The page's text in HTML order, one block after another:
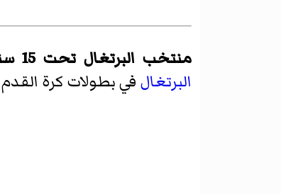
منتخب البرتغال تحت 15 سنة لكرة القدم
البرتغال في بطولات كرة القدم تحت